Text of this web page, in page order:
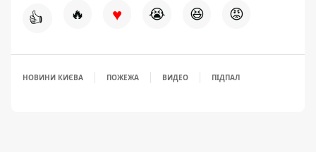
👍 🔥 ♥ 😭 😆 😡
НОВИНИ КИЄВА ПОЖЕЖА ВИДЕО ПІДПАЛ